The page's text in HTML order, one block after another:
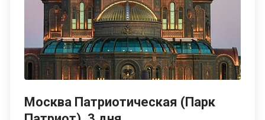
Москва Патриотическая (Парк